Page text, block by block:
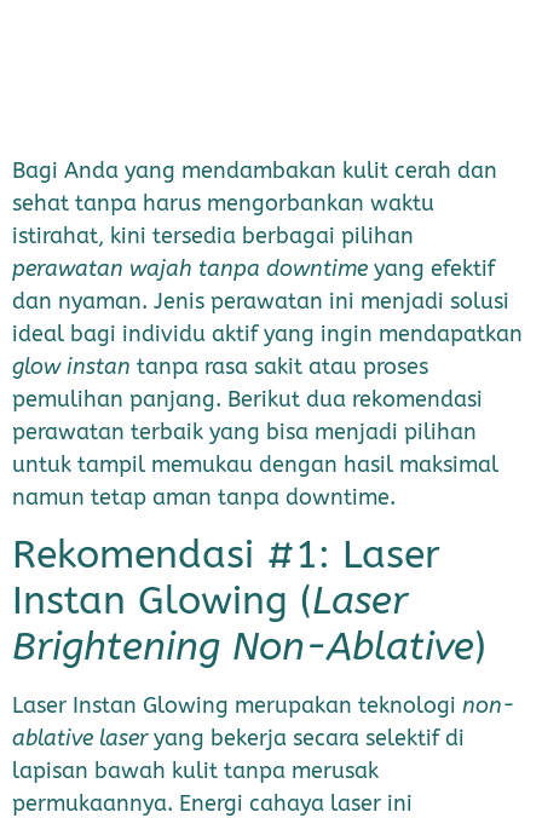
Bagi Anda yang mendambakan kulit cerah dan
sehat tanpa harus mengorbankan waktu
istirahat, kini tersedia berbagai pilihan
perawatan wajah tanpa downtime yang efektif
dan nyaman. Jenis perawatan ini menjadi solusi
ideal bagi individu aktif yang ingin mendapatkan
glow instan tanpa rasa sakit atau proses
pemulihan panjang. Berikut dua rekomendasi
perawatan terbaik yang bisa menjadi pilihan
untuk tampil memukau dengan hasil maksimal
namun tetap aman tanpa downtime.
Rekomendasi #1: Laser
Instan Glowing (Laser
Brightening Non-Ablative)
Laser Instan Glowing merupakan teknologi non-
ablative laseryang bekerja secara selektif di
lapisan bawah kulit tanpa merusak
permukaannya. Energi cahaya laser ini